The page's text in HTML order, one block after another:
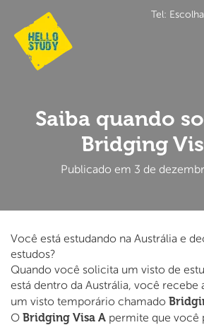
Saiba quando
Bridging
Publicado em 3 de
Você está estudando na Austrália e
estudos?
Quando você solicita um visto de
está dentro da Austrália, você recebe
um visto temporário chamado
O Bridging Visa A permite que você